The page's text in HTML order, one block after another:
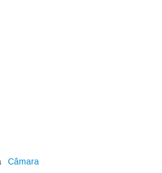
Câmara